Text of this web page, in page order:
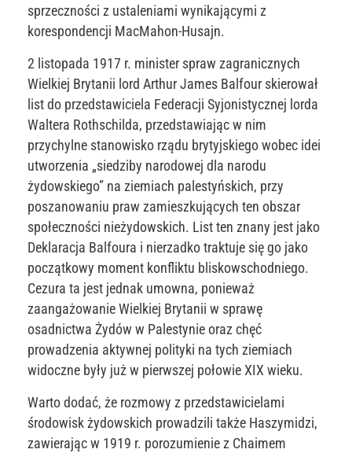
sprzeczności z ustaleniami wynikającymi z
korespondencji MacMahon-Husajn.
2 listopada 1917 r. minister spraw zagranicznych
Wielkiej Brytanii lord Arthur James Balfour skierował
list do przedstawiciela Federacji Syjonistycznej lorda
Waltera Rothschilda, przedstawiając w nim
przychylne stanowisko rządu brytyjskiego wobec idei
utworzenia „siedziby narodowej dla narodu
żydowskiego” na ziemiach palestyńskich, przy
poszanowaniu praw zamieszkujących ten obszar
społeczności nieżydowskich. List ten znany jest jako
Deklaracja Balfoura i nierzadko traktuje się go jako
początkowy moment konfliktu bliskowschodniego.
Cezura ta jest jednak umowna, ponieważ
zaangażowanie Wielkiej Brytanii w sprawę
osadnictwa Żydów w Palestynie oraz chęć
prowadzenia aktywnej polityki na tych ziemiach
widoczne były już w pierwszej połowie XIX wieku.
Warto dodać, że rozmowy z przedstawicielami
środowisk żydowskich prowadzili także Haszymidzi,
zawierając w 1919 r. porozumienie z Chaimem